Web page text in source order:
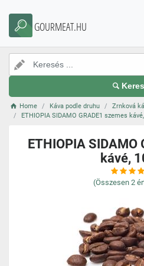
GOURMEAT.HU
Home Káva podle druhu
Zrnková
ETHIOPIA SIDAMO GRADE1 szemes
ETHIOPIA SIDAMO
kávé,
(Összesen 2